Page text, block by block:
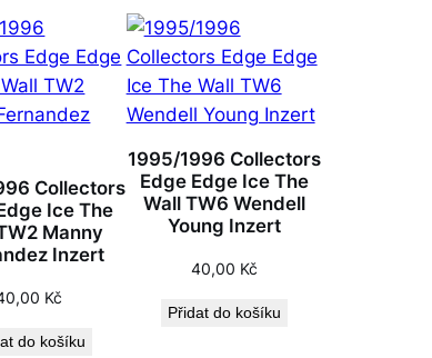
t
a
Collectors
Ice The
Manny
Inzert
Kč
do košíku
1995/1996 Collectors
Edge Edge Ice The
Wall TW6 Wendell
Young Inzert
40,00 Kč
Přidat do košíku